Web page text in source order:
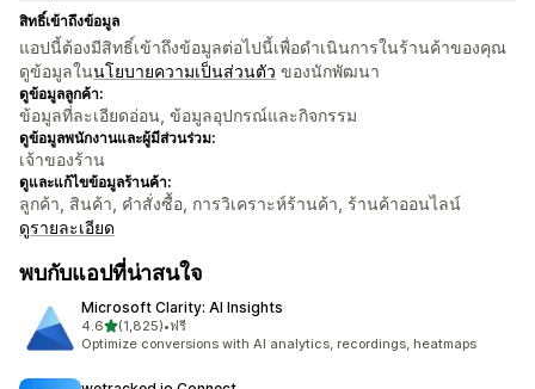
สิทธิ์เข้าถึงข้อมูล
แอปนี้ต้องมีสิทธิ์เข้าถึงข้อมูลต่อไปนี้เพื่อดำเนินการในร้านค้าของคุณ
ดูข้อมูลในนโยบายความเป็นส่วนตัว ของนักพัฒนา
ดูข้อมูลลูกค้า:
ข้อมูลที่ละเอียดอ่อน, ข้อมูลอุปกรณ์และกิจกรรม
ดูข้อมูลพนักงานและผู้มีส่วนร่วม:
เจ้าของร้าน
ดูและแก้ไขข้อมูลร้านค้า:
ลูกค้า, สินค้า, คำสั่งซื้อ, การวิเคราะห์ร้านค้า, ร้านค้าออนไลน์
ดูรายละเอียด
พบกับแอปที่น่าสนใจ
Microsoft Clarity: AI Insights
4.6เต็ม 5 ดาว
(1,825)
ทั้งหมด 1825 รีวิว
•ฟรี
Optimize conversions with AI analytics, recordings, heatmaps